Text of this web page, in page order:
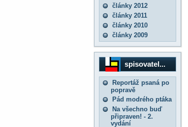
články 2012
články 2011
články 2010
články 2009
spisovatel...
Reportáž psaná po
popravě
Pád modrého ptáka
Na všechno buď
připraven! - 2.
vydání